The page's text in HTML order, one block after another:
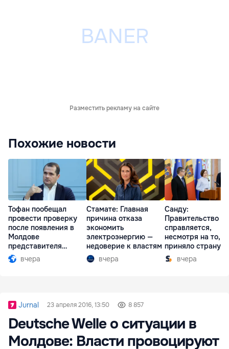
Разместить рекламу на сайте
Похожие новости
Тофан пообещал
провести проверку
после появления в
Молдове
представителя
Южной Осетии
вчера
Стамате: Главная
причина отказа
экономить
электроэнергию —
недоверие к властям
вчера
Санду:
Правительство
справляется,
несмотря на то,
приняло страну в
разгар кризиса
вчера
Jurnal 23 апреля 2016, 13:50 8 857
Deutsche Welle о ситуации в
Молдове: Власти провоцируют